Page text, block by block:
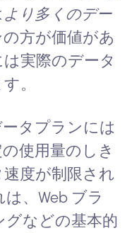
より多くのデー
方が価値があ
実際のデータ
。
タプランには
使用量のしき
度が制限され
、Web ブラ
などの基本的